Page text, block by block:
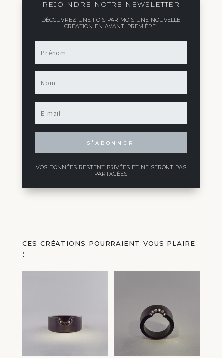
rejoindre notre newsletter
découvrez une fois par mois une nouvelle
création en avant-première.
s'abonner
vos données restent privées et ne seront pas
partagées
ces créations pourraient vous plaire
: